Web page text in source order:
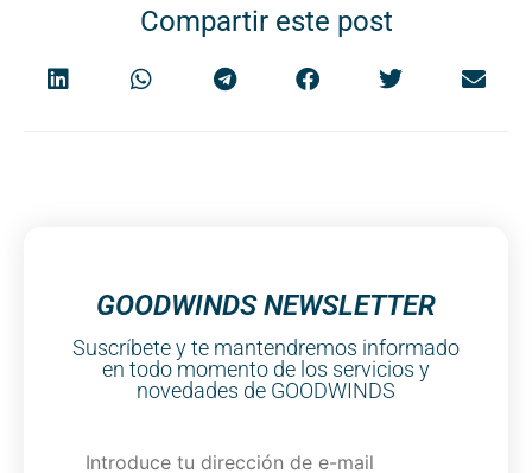
Compartir este post
GOODWINDS NEWSLETTER
Suscríbete y te mantendremos informado
en todo momento de los servicios y
novedades de GOODWINDS